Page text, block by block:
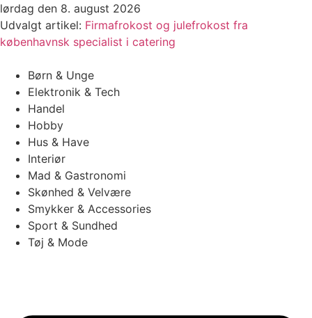
Videre
til
indhold
lørdag den 8. august 2026
Udvalgt artikel: Firmafrokost og julefrokost fra
københavnsk specialist i catering
Børn & Unge
Elektronik & Tech
Handel
Hobby
Hus & Have
Interiør
Mad & Gastronomi
Skønhed & Velvære
Smykker & Accessories
Sport & Sundhed
Tøj & Mode